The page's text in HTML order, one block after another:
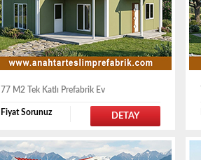
77 M2 Tek Katlı Prefabrik Ev
Fiyat Sorunuz DETAY